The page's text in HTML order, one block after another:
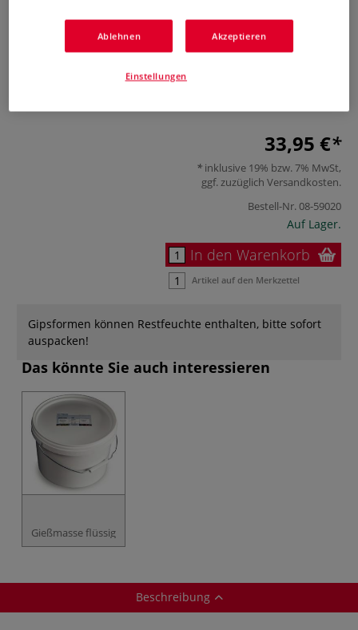
Gießform "2 Herzen"
0 Bewertungen
Gießform für Keramik. Gießen Sie sich Ihre eigenen Deko-
33,95 €
inklusive 19% bzw. 7% MwSt,
ggf. zuzüglich Versandkosten.
Bestell-Nr.08-59020
Auf Lager.
In den Warenkorb
Artikel auf den Merkzettel
Gipsformen können Restfeuchte enthalten, bitte sofort
auspacken!
Das könnte Sie auch interessieren
Gießmasse flüssig
Beschreibung
Ablehnen Akzeptieren
Einstellungen